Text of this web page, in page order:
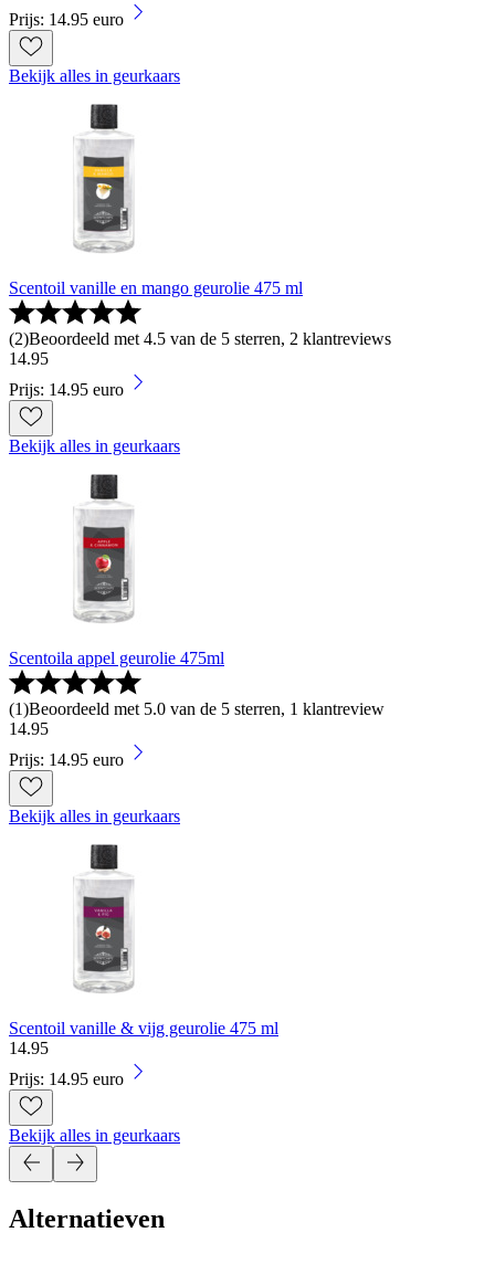
Prijs: 14.95 euro
Bekijk alles in geurkaars
Scentoil vanille en mango geurolie 475 ml
(2)Beoordeeld met 4.5 van de 5 sterren, 2 klantreviews
14.95
Prijs: 14.95 euro
Bekijk alles in geurkaars
Scentoila appel geurolie 475ml
(1)Beoordeeld met 5.0 van de 5 sterren, 1 klantreview
14.95
Prijs: 14.95 euro
Bekijk alles in geurkaars
Scentoil vanille & vijg geurolie 475 ml
14.95
Prijs: 14.95 euro
Bekijk alles in geurkaars
Alternatieven